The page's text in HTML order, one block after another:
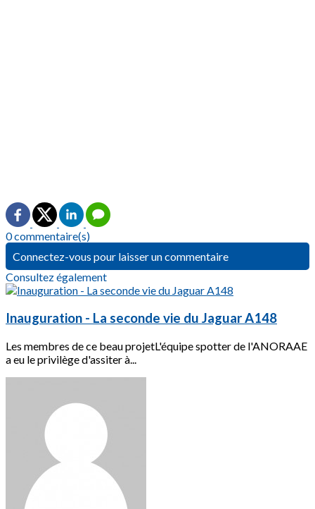
0 commentaire(s)
Connectez-vous pour laisser un commentaire
Consultez également
Inauguration - La seconde vie du Jaguar A148
Les membres de ce beau projetL'équipe spotter de l'ANORAAE
a eu le privilège d'assiter à...